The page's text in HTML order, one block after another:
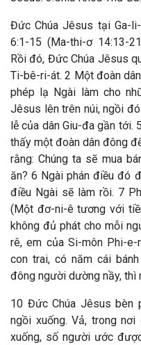
Đức Chúa Jêsus tại Ga-
6:1-15 (Ma-thi-ơ 14:13-
Rồi đó, Đức Chúa Jêsus
Ti-bê-ri-át. 2 Một đoàn
phép lạ Ngài làm cho
Jêsus lên trên núi, ngồi
lễ của dân Giu-đa gần
thấy một đoàn dân đông
rằng: Chúng ta sẽ mua
ăn? 6 Ngài phán điều đó
điều Ngài sẽ làm rồi. 7
(Một đơ-ni-ê tương với
không đủ phát cho mỗi
rê, em của Si-môn Phi-
con trai, có năm cái
đông người dường nầy, thì
10 Đức Chúa Jêsus bèn
ngồi xuống. Vả, trong
xuống, số người ước